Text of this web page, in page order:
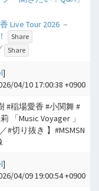
Live Tour 2026 －
Share
Share
]
04/10 17:00:38 +0900
#稲場愛香 #小関舞 #
「Music Voyager 」
#切り抜き 】#MSMSN
]
04/09 19:00:54 +0900